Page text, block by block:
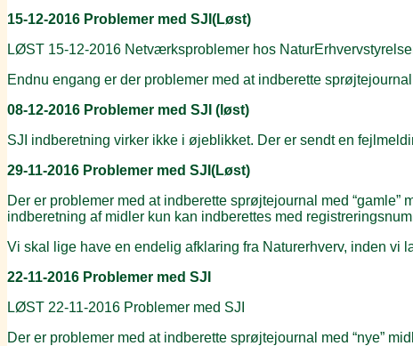
15-12-2016 Problemer med SJI(Løst)
LØST 15-12-2016 Netværksproblemer hos
Endnu engang er der problemer med at indberette
08-12-2016 Problemer med SJI (løst)
SJI indberetning virker ikke i øjeblikket. Der er sendt en
29-11-2016 Problemer med SJI(Løst)
Der er problemer med at indberette sprøjtejournal med
indberetning af midler kun kan indberettes med
Vi skal lige have en endelig afklaring fra Naturerhverv, inden
22-11-2016 Problemer med SJI
LØST 22-11-2016 Problemer med SJI
Der er problemer med at indberette sprøjtejournal med “nye”